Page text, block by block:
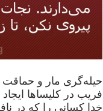
حیله‌گری مار و حماقت
فریب در کلیساها
خدا کسانی را که در